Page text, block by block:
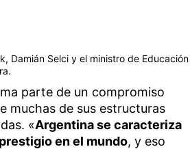
Damián Selci y el ministro de Educación
parte de un compromiso
muchas de sus estructuras
«Argentina se caracteriza
en el mundo, y eso